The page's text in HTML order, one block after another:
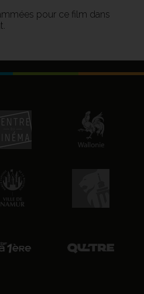
pour ce film dans